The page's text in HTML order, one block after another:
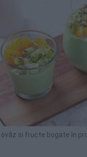
si fructe bogate în